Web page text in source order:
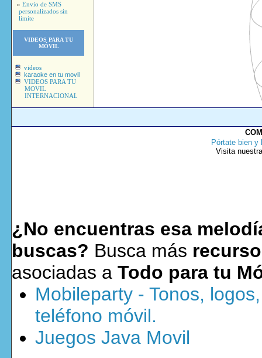
» Envio de SMS
personalizados sin
límite
VIDEOS PARA TU
MÓVIL
videos
karaoke en tu movil
VIDEOS PARA TU
MOVIL
INTERNACIONAL
Pórtate bien y
Visita
¿No encuentras esa
buscas? Busca más
asociadas a Todo para tu
Mobileparty - Tonos,
teléfono móvil.
Juegos Java Movil